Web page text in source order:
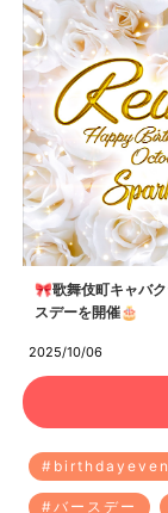
2025/10/06
🎀歌舞伎町キャバ
スデーを開催🎂
#バースデー